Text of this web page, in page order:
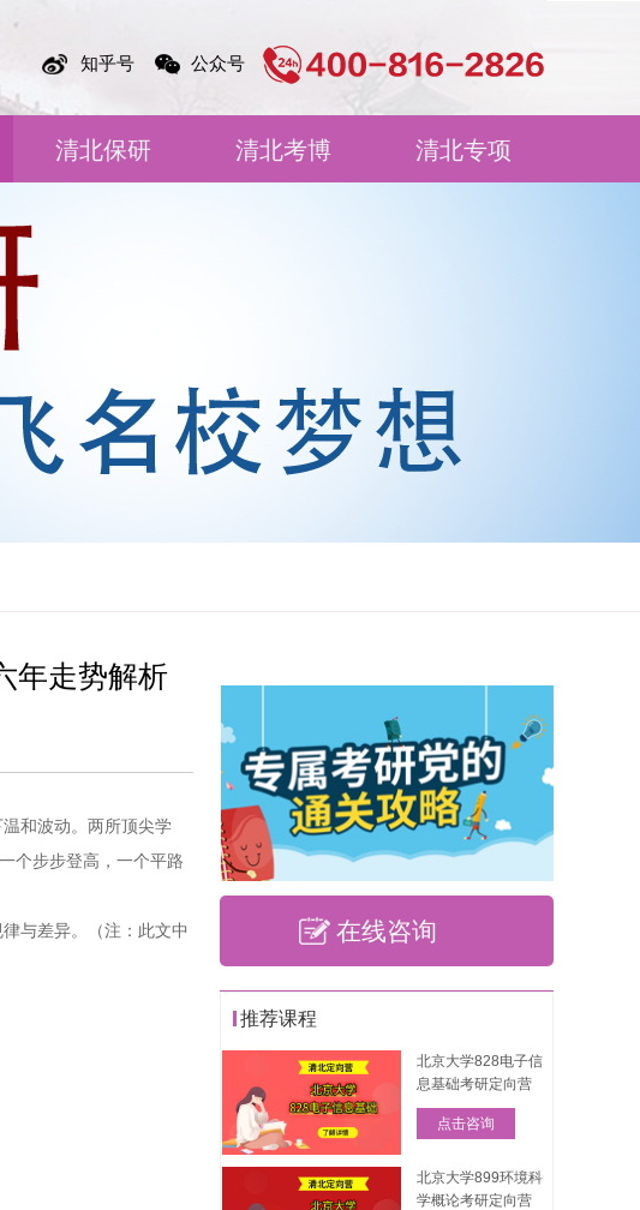
知乎号 公众号
清北保研 清北考博 清北专项
年走势解析
和波动。两所顶尖学
个步步登高，一个平路
与差异。（注：此文中
在线咨询
推荐课程
北京大学828电子信
息基础考研定向营
点击咨询
北京大学899环境科
学概论考研定向营